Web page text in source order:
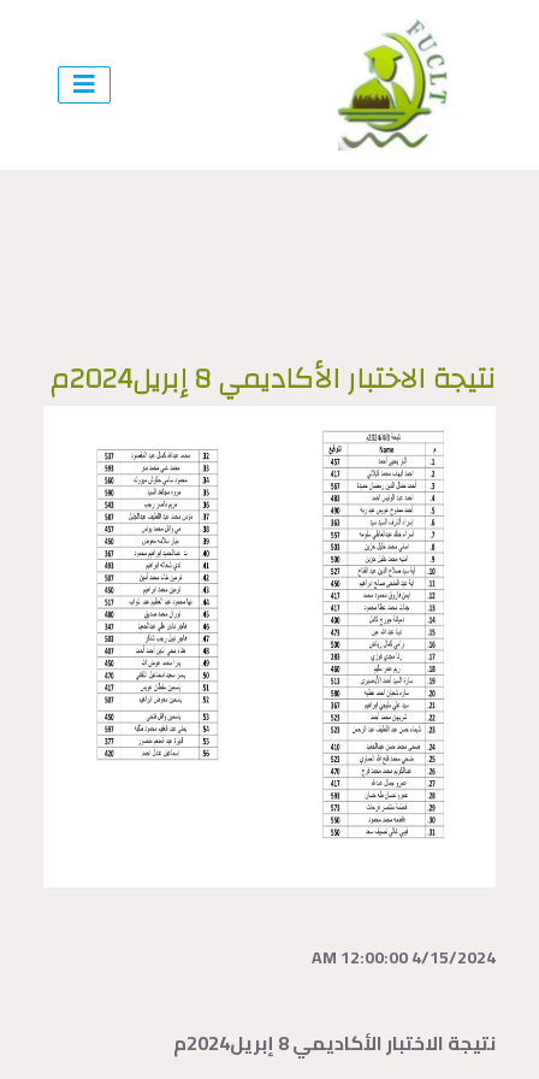
نتيجة الاختبار الأكاديمي 8 إبريل2024م
4/15/2024 12:00:00 AM
نتيجة الاختبار الأكاديمي 8 إبريل2024م